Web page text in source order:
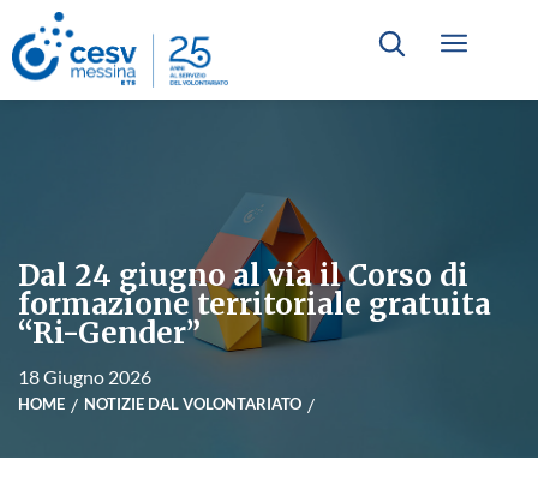
Dal 24 giugno al via il Corso di
formazione territoriale gratuita
“Ri-Gender”
18 Giugno 2026
HOME NOTIZIE DAL VOLONTARIATO